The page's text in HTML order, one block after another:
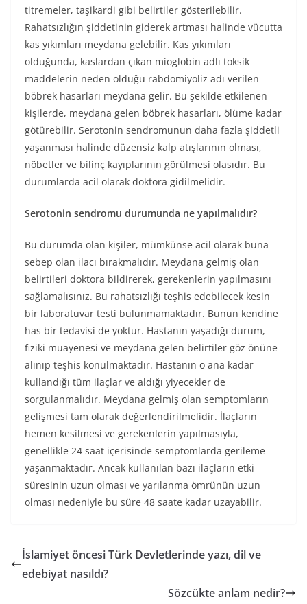
titremeler, taşikardi gibi belirtiler gösterilebilir.
Rahatsızlığın şiddetinin giderek artması halinde vücutta
kas yıkımları meydana gelebilir. Kas yıkımları
olduğunda, kaslardan çıkan mioglobin adlı toksik
maddelerin neden olduğu rabdomiyoliz adı verilen
böbrek hasarları meydana gelir. Bu şekilde etkilenen
kişilerde, meydana gelen böbrek hasarları, ölüme kadar
götürebilir. Serotonin sendromunun daha fazla şiddetli
yaşanması halinde düzensiz kalp atışlarının olması,
nöbetler ve bilinç kayıplarının görülmesi olasıdır. Bu
durumlarda acil olarak doktora gidilmelidir.
Serotonin sendromu durumunda ne yapılmalıdır?
Bu durumda olan kişiler, mümkünse acil olarak buna
sebep olan ilacı bırakmalıdır. Meydana gelmiş olan
belirtileri doktora bildirerek, gerekenlerin yapılmasını
sağlamalısınız. Bu rahatsızlığı teşhis edebilecek kesin
bir laboratuvar testi bulunmamaktadır. Bunun kendine
has bir tedavisi de yoktur. Hastanın yaşadığı durum,
fiziki muayenesi ve meydana gelen belirtiler göz önüne
alınıp teşhis konulmaktadır. Hastanın o ana kadar
kullandığı tüm ilaçlar ve aldığı yiyecekler de
sorgulanmalıdır. Meydana gelmiş olan semptomların
gelişmesi tam olarak değerlendirilmelidir. İlaçların
hemen kesilmesi ve gerekenlerin yapılmasıyla,
genellikle 24 saat içerisinde semptomlarda gerileme
yaşanmaktadır. Ancak kullanılan bazı ilaçların etki
süresinin uzun olması ve yarılanma ömrünün uzun
olması nedeniyle bu süre 48 saate kadar uzayabilir.
İslamiyet öncesi Türk Devletlerinde yazı, dil ve
edebiyat nasıldı?
Sözcükte anlam nedir?